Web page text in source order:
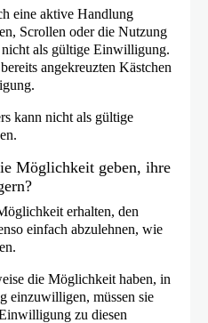
eine aktive Handlung
Scrollen oder die Nutzung
als gültige Einwilligung.
angekreuzten Kästchen
kann nicht als gültige
Möglichkeit geben, ihre
erhalten, den
einfach abzulehnen, wie
die Möglichkeit haben, in
einzuwilligen, müssen sie
zu diesen